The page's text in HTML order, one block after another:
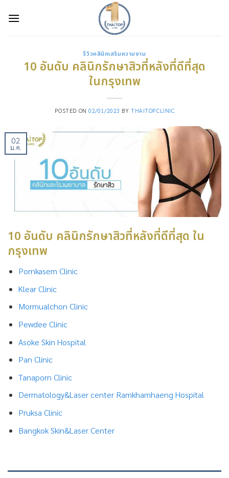
รีวิวคลินิกเสริมความงาม
10 อันดับ คลินิกรักษาสิวที่หลังที่ดีที่สุด
ในกรุงเทพ
POSTED ON02/01/2023 BYTHAITOPCLINIC
02
ม.ค.
10 อันดับ คลินิกรักษาสิวที่หลังที่ดีที่สุด ใน
กรุงเทพ
Pornkasem Clinic
Klear Clinic
Mormualchon Clinic
Pewdee Clinic
Asoke Skin Hospital
Pan Clinic
Tanaporn Clinic
Dermatology&Laser center Ramkhamhaeng Hospital
Pruksa Clinic
Bangkok Skin&Laser Center